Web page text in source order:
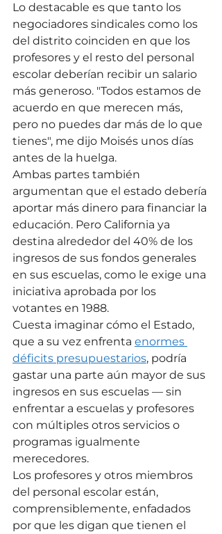
Lo destacable es que tanto los
negociadores sindicales como los
del distrito coinciden en que los
profesores y el resto del personal
escolar deberían recibir un salario
más generoso. "Todos estamos de
acuerdo en que merecen más,
pero no puedes dar más de lo que
tienes", me dijo Moisés unos días
antes de la huelga.
Ambas partes también
argumentan que el estado debería
aportar más dinero para financiar la
educación. Pero California ya
destina alrededor del 40% de los
ingresos de sus fondos generales
en sus escuelas, como le exige una
iniciativa aprobada por los
votantes en 1988.
Cuesta imaginar cómo el Estado,
que a su vez enfrenta enormes
déficits presupuestarios, podría
gastar una parte aún mayor de sus
ingresos en sus escuelas — sin
enfrentar a escuelas y profesores
con múltiples otros servicios o
programas igualmente
merecedores.
Los profesores y otros miembros
del personal escolar están,
comprensiblemente, enfadados
por que les digan que tienen el